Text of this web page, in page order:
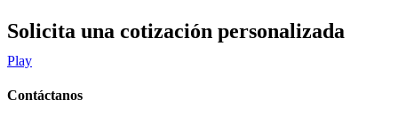
Solicita una cotización personalizada
Play
Contáctanos